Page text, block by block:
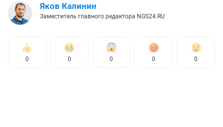
Яков Калинин
Заместитель главного редактора NGS24.RU
0 0 0 0 0